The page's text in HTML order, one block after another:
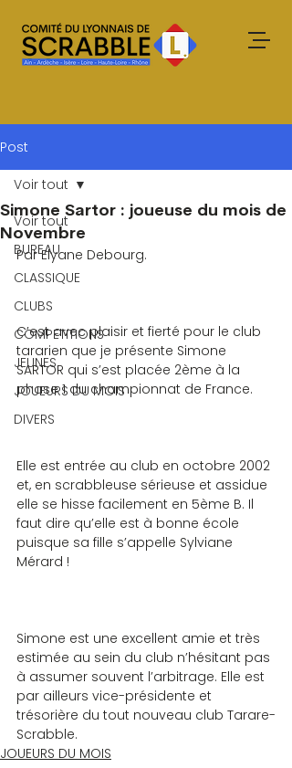
Post
Voir tout
BUREAU
CLASSIQUE
CLUBS
COMPETITIONS
JEUNES
JOUEURS DU MOIS
DIVERS
Voir tout
Simone Sartor : joueuse du mois de
Novembre
Par Elyane Debourg.
C’est avec plaisir et fierté pour le club
tararien que je présente Simone
SARTOR qui s’est placée 2ème à la
phase 1 du championnat de France.
Elle est entrée au club en octobre 2002
et, en scrabbleuse sérieuse et assidue
elle se hisse facilement en 5ème B. Il
faut dire qu’elle est à bonne école
puisque sa fille s’appelle Sylviane
Mérard !
Simone est une excellent amie et très
estimée au sein du club n’hésitant pas
à assumer souvent l’arbitrage. Elle est
par ailleurs vice-présidente et
trésorière du tout nouveau club Tarare-
Scrabble.
JOUEURS DU MOIS